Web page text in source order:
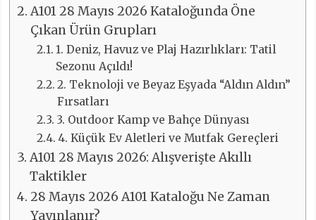
A101 28 Mayıs 2026 Kataloğunda Öne
Çıkan Ürün Grupları
1. Deniz, Havuz ve Plaj Hazırlıkları: Tatil
Sezonu Açıldı!
2. Teknoloji ve Beyaz Eşyada “Aldın Aldın”
Fırsatları
3. Outdoor Kamp ve Bahçe Dünyası
4. Küçük Ev Aletleri ve Mutfak Gereçleri
A101 28 Mayıs 2026: Alışverişte Akıllı
Taktikler
28 Mayıs 2026 A101 Kataloğu Ne Zaman
Yayınlanır?